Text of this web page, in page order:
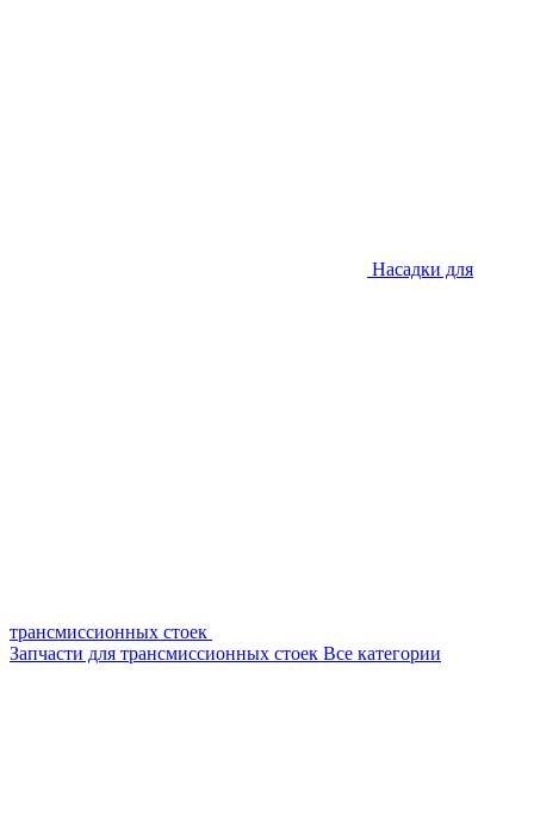
Насадки для
трансмиссионных стоек
Запчасти для трансмиссионных стоек Все категории